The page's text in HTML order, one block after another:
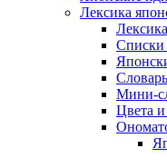
Лексика
Списки
Мини-
Цвета